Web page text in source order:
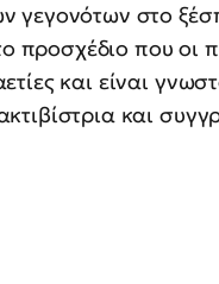
γεγονότων στο
προσχέδιο που οι
και είναι
και